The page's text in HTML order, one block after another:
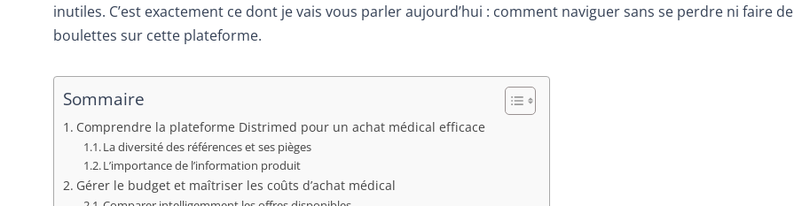
inutiles. C’est exactement ce dont je vais vous parler aujourd’hui : comment naviguer sans se perdre ni faire de
boulettes sur cette plateforme.
Sommaire
Comprendre la plateforme Distrimed pour un achat médical efficace
La diversité des références et ses pièges
L’importance de l’information produit
Gérer le budget et maîtriser les coûts d’achat médical